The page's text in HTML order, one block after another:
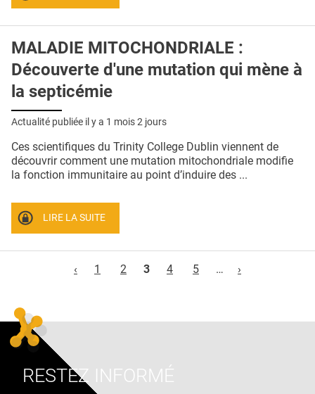
MALADIE MITOCHONDRIALE :
Découverte d'une mutation qui mène à
la septicémie
Actualité publiée il y a 1 mois 2 jours
Ces scientifiques du Trinity College Dublin viennent de
découvrir comment une mutation mitochondriale modifie
la fonction immunitaire au point d’induire des ...
LIRE LA SUITE
‹
1 2 3 4 5 … ›
RESTEZ INFORMÉ